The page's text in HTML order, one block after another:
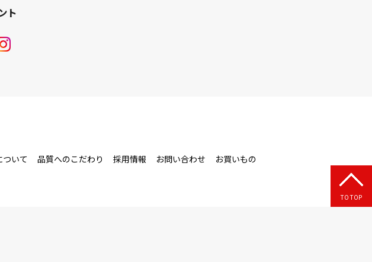
ト
いて 品質へのこだわり 採用情報 お問い合わせ お買いもの
TO TOP